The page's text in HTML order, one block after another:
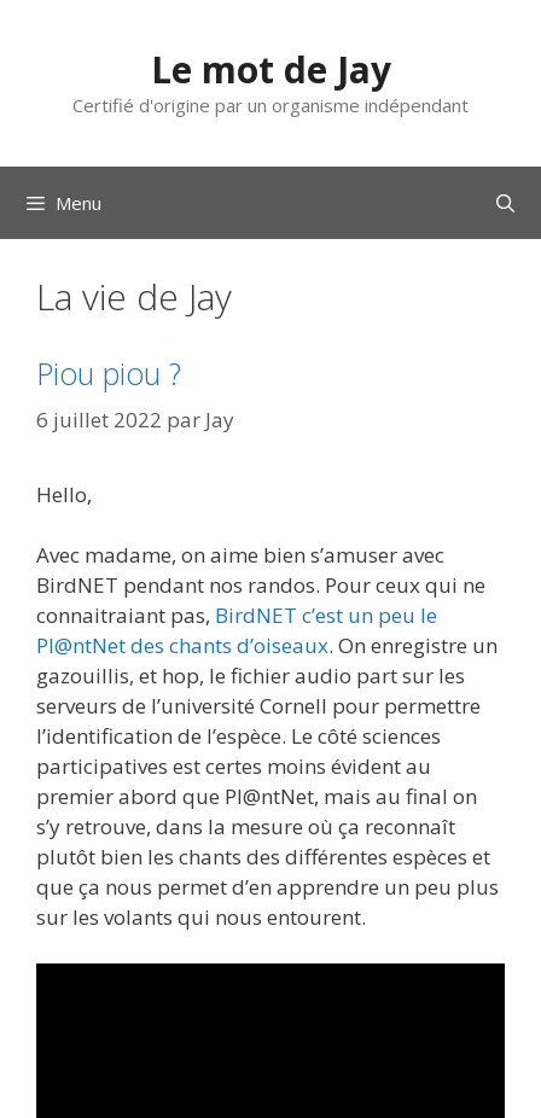
Le mot de Jay
Certifié d'origine par un organisme indépendant
Menu
La vie de Jay
Piou piou ?
6 juillet 2022 par Jay
Hello,
Avec madame, on aime bien s’amuser avec
BirdNET pendant nos randos. Pour ceux qui ne
connaitraiant pas, BirdNET c’est un peu le
Pl@ntNet des chants d’oiseaux. On enregistre un
gazouillis, et hop, le fichier audio part sur les
serveurs de l’université Cornell pour permettre
l’identification de l’espèce. Le côté sciences
participatives est certes moins évident au
premier abord que Pl@ntNet, mais au final on
s’y retrouve, dans la mesure où ça reconnaît
plutôt bien les chants des différentes espèces et
que ça nous permet d’en apprendre un peu plus
sur les volants qui nous entourent.